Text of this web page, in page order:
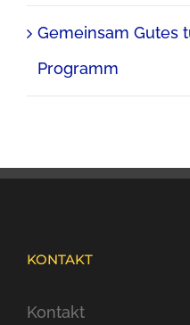
Gemeinsam Gutes
Programm
KONTAKT
Kontakt